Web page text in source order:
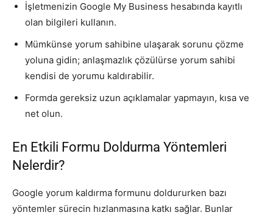
İşletmenizin Google My Business hesabında kayıtlı
olan bilgileri kullanın.
Mümkünse yorum sahibine ulaşarak sorunu çözme
yoluna gidin; anlaşmazlık çözülürse yorum sahibi
kendisi de yorumu kaldırabilir.
Formda gereksiz uzun açıklamalar yapmayın, kısa ve
net olun.
En Etkili Formu Doldurma Yöntemleri
Nelerdir?
Google yorum kaldırma formunu doldururken bazı
yöntemler sürecin hızlanmasına katkı sağlar. Bunlar